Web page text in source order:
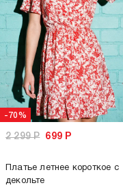
-70%
2 299Р 699 Р
Платье летнее короткое с
декольте